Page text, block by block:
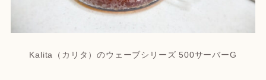
Kalita（カリタ）のウェーブシリーズ 500サーバーG